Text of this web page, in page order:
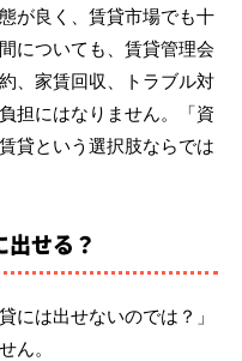
が良く、賃貸市場でも十
についても、賃貸管理会
、家賃回収、トラブル対
担にはなりません。「資
貸という選択肢ならでは
せる？
には出せないのでは？」
ん。